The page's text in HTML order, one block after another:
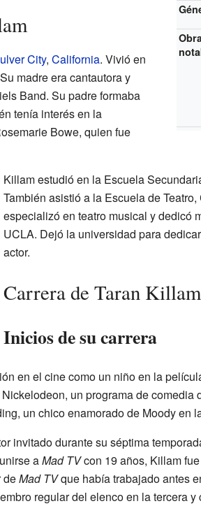
City, California. Vivió en
madre era cantautora y
Band. Su padre formaba
tenía interés en la
Bowe, quien fue
Killam estudió en la Escuela
También asistió a la Escuela de
especializó en teatro musical y dedicó
UCLA. Dejó la universidad para
actor.
Carrera de Taran
Inicios de su carrera
en el cine como un niño en la
un programa de comedia
un chico enamorado de Moody en
invitado durante su séptima
aMad TVcon 19 años, Killam
deMad TVque había trabajado antes
regular del elenco en la tercera y